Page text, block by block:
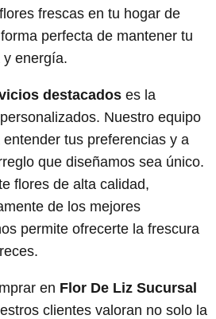
frescas en tu hogar de
perfecta de mantener tu
y energía.
destacados es la
Nuestro equipo
tus preferencias y a
que diseñamos sea único.
flores de alta calidad,
de los mejores
permite ofrecerte la frescura
en Flor De Liz Sucursal
clientes valoran no solo la